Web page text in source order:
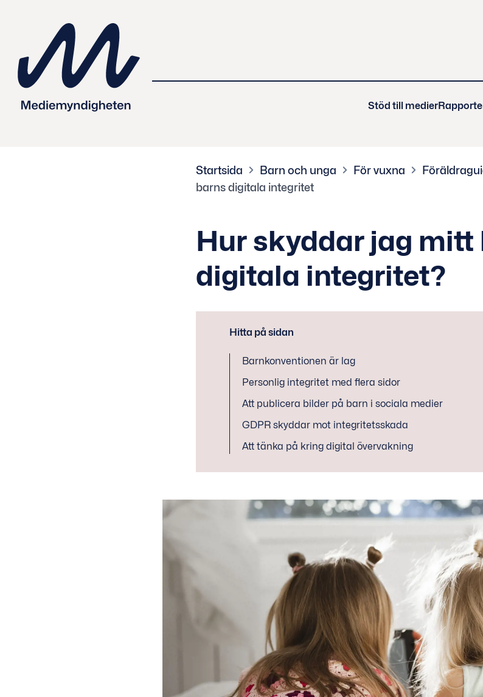
Stöd till medier
Startsida Barn och unga För vuxna
barns digitala integritet
Hur skyddar jag mitt
digitala integritet?
Hitta på sidan
Barnkonventionen är lag
Personlig integritet med flera sidor
Att publicera bilder på barn i sociala medier
GDPR skyddar mot integritetsskada
Att tänka på kring digital övervakning